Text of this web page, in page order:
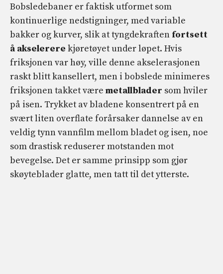
Bobsledebaner er faktisk utformet som
kontinuerlige nedstigninger, med variable
bakker og kurver, slik at tyngdekraften fortsett
å akselerere kjøretøyet under løpet. Hvis
friksjonen var høy, ville denne akselerasjonen
raskt blitt kansellert, men i bobslede minimeres
friksjonen takket være metallblader som hviler
på isen. Trykket av bladene konsentrert på en
svært liten overflate forårsaker dannelse av en
veldig tynn vannfilm mellom bladet og isen, noe
som drastisk reduserer motstanden mot
bevegelse. Det er samme prinsipp som gjør
skøyteblader glatte, men tatt til det ytterste.